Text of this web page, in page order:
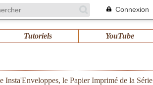
Connexion
Tutoriels YouTube
Insta'Enveloppes, le Papier Imprimé de la Série